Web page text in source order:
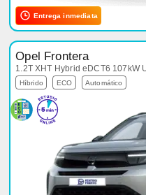
Entrega inmediata
Opel Frontera
1.2T XHT Hybrid eDCT6 107kW
Híbrido ECO Automático